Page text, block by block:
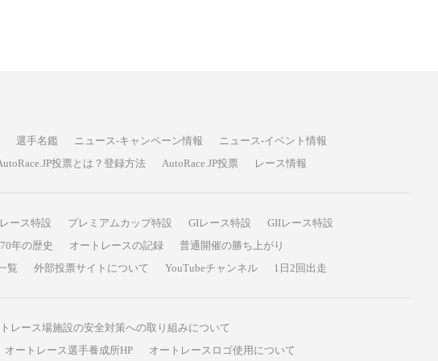
選手名鑑 ニュース-キャンペーン情報
ニュース-イベント情報
投票とは？登録方法 AutoRace.JP投票 レース情報
ース特設 プレミアムカップ特設 GIレース特設
GIIレース特設
年の歴史 オートレースの記録
普通開催の勝ち上がり
覧 外部投票サイトについて YouTubeチャンネル 1日2回出走
レース場施設の安全対策への取り組みについて
オートレース選手養成所HP オートレースロゴ使用について